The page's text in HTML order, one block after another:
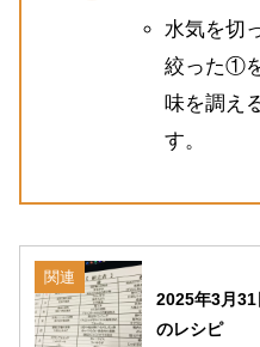
水気を切
絞った①
味を調え
す。
関連
2025年3月
のレシピ